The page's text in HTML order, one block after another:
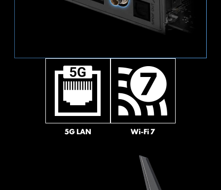
Sys Fan
5G LAN Wi-Fi 7
64
1.2X WEIGHT ENDURANCE